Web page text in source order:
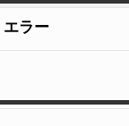
エラー